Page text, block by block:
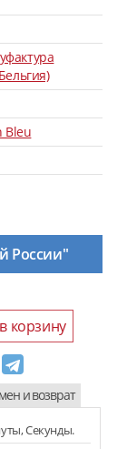
Bleu
России"
корзину
и возврат
Секунды.